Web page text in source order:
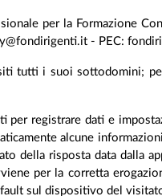
per la Formazione
- PEC:
tutti i suoi sottodomini;
registrare dati e
alcune
della risposta data dalla
per la corretta
sul dispositivo del